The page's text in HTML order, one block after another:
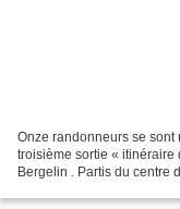
Onze randonneurs se
troisième sortie « itinéraire
Bergelin . Partis du centre